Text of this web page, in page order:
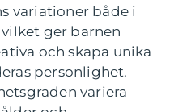
variationer både i
ger barnen
och skapa unika
personlighet.
variera